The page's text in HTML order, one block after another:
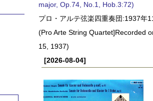
major, Op.74, No.1, Hob.3:72)
プロ・アルテ弦楽四重奏団:1937年
(Pro Arte String Quartet]Recorded
15, 1937)
[2026-08-04]